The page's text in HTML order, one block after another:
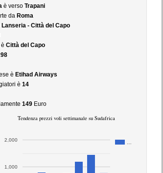
è verso Trapani
da Roma
Lanseria - Città del Capo
Città del Capo
è Etihad Airways
è 14
149Euro
Tendenza prezzi voli settimanale su Sudafrica
1,000
2,000